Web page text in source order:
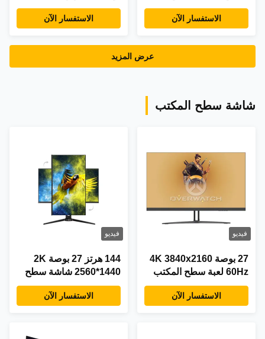
شاشة واسعة
الاستفسار الآن الاستفسار الآن
عرض المزيد
شاشة سطح المكتب
فيديو
27 بوصة 4K 3840x2160
60Hz لعبة سطح المكتب
شاشة HDR معتمدة CE
الاستفسار الآن
فيديو
144 هرتز 27 بوصة 2K
2560*1440 شاشة سطح
المكتب QHD الألعاب مع
الاستفسار الآن